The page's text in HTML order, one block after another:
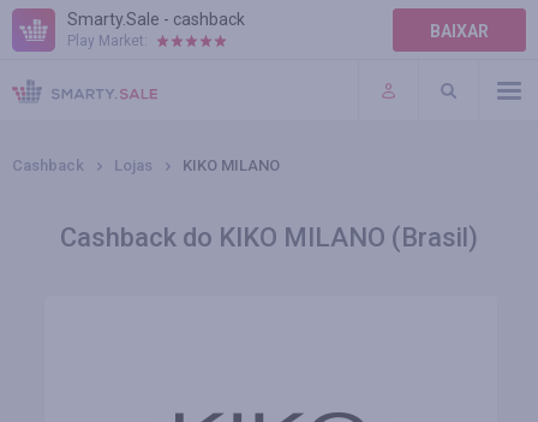
Smarty.Sale - cashback
Play Market: BAIXAR
AJUDA
TERMOS DE USO
Cashback Lojas KIKO MILANO
Cashback do KIKO MILANO (Brasil)